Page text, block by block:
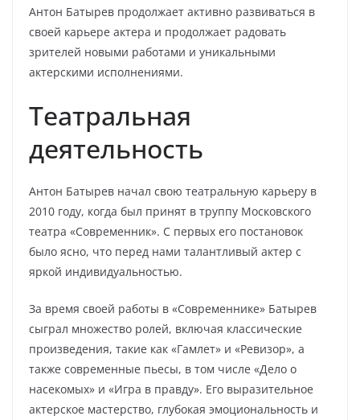
Антон Батырев продолжает активно развиваться в
своей карьере актера и продолжает радовать
зрителей новыми работами и уникальными
актерскими исполнениями.
Театральная
деятельность
Антон Батырев начал свою театральную карьеру в
2010 году, когда был принят в труппу Московского
театра «Современник». С первых его постановок
было ясно, что перед нами талантливый актер с
яркой индивидуальностью.
За время своей работы в «Современнике» Батырев
сыграл множество ролей, включая классические
произведения, такие как «Гамлет» и «Ревизор», а
также современные пьесы, в том числе «Дело о
насекомых» и «Игра в правду». Его выразительное
актерское мастерство, глубокая эмоциональность и